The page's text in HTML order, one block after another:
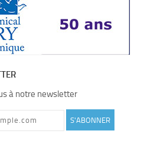
à notre newsletter
S'ABONNER